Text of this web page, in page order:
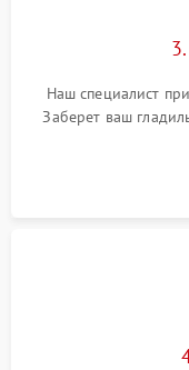
Наш специалист
Заберет ваш